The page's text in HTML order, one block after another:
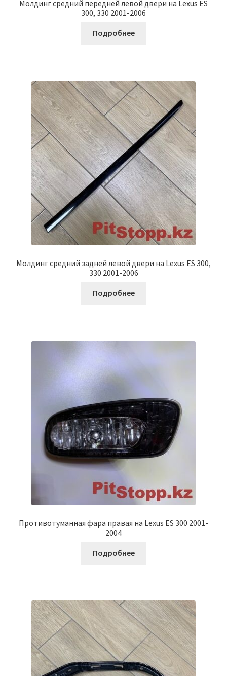
Молдинг средний передней левой двери на Lexus ES
300, 330 2001-2006
Подробнее
Молдинг средний задней левой двери на Lexus ES 300,
330 2001-2006
Подробнее
Противотуманная фара правая на Lexus ES 300 2001-
2004
Подробнее